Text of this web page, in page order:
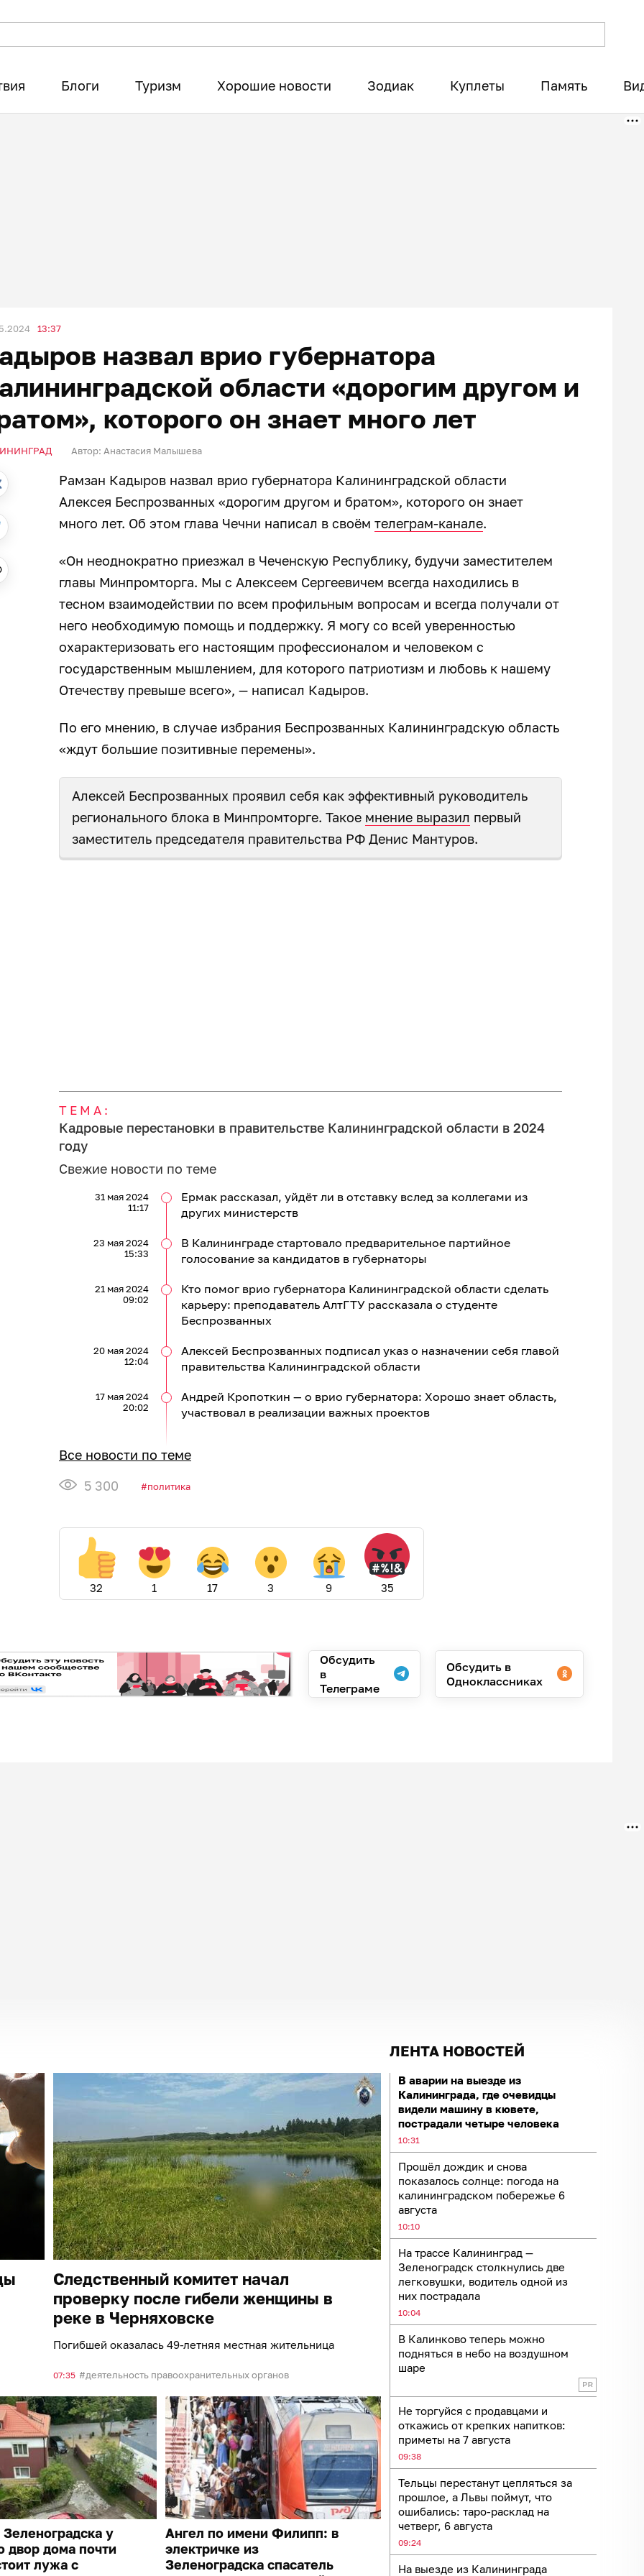
Блоги Туризм Хорошие новости Зодиак Куплеты Память
13:37
назвал врио губернатора
области «дорогим другом и
которого он знает много лет
Автор: Анастасия Малышева
Рамзан Кадыров назвал врио губернатора Калининградской области
Алексея Беспрозванных «дорогим другом и братом», которого он знает
много лет. Об этом глава Чечни написал в своём телеграм-канале.
«Он неоднократно приезжал в Чеченскую Республику, будучи заместителем
главы Минпромторга. Мы с Алексеем Сергеевичем всегда находились в
тесном взаимодействии по всем профильным вопросам и всегда получали от
него необходимую помощь и поддержку. Я могу со всей уверенностью
охарактеризовать его настоящим профессионалом и человеком с
государственным мышлением, для которого патриотизм и любовь к нашему
Отечеству превыше всего», — написал Кадыров.
По его мнению, в случае избрания Беспрозванных Калининградскую область
«ждут большие позитивные перемены».
Алексей Беспрозванных проявил себя как эффективный руководитель
регионального блока в Минпромторге. Такое мнение выразил первый
заместитель председателя правительства РФ Денис Мантуров.
ТЕМА:
Кадровые перестановки в правительстве Калининградской области в 2024
году
Свежие новости по теме
Ермак рассказал, уйдёт ли в отставку вслед за коллегами из
других министерств
31 мая 2024
11:17
В Калининграде стартовало предварительное партийное
голосование за кандидатов в губернаторы
23 мая 2024
15:33
Кто помог врио губернатора Калининградской области сделать
карьеру: преподаватель АлтГТУ рассказала о студенте
Беспрозванных
21 мая 2024
09:02
Алексей Беспрозванных подписал указ о назначении себя главой
правительства Калининградской области
20 мая 2024
12:04
Андрей Кропоткин — о врио губернатора: Хорошо знает область,
участвовал в реализации важных проектов
17 мая 2024
20:02
Все новости по теме
5 300
политика
32 1 17 3 9 35
Обсудить
в
Телеграме
Обсудить в
Одноклассниках
ЛЕНТА НОВОСТЕЙ
В аварии на выезде из
Калининграда, где очевидцы
видели машину в кювете,
пострадали четыре человека
10:31
Прошёл дождик и снова
показалось солнце: погода на
калининградском побережье 6
августа
10:10
На трассе Калининград —
Зеленоградск столкнулись две
легковушки, водитель одной из
них пострадала
10:04
В Калинково теперь можно
подняться в небо на воздушном
шаре
Не торгуйся с продавцами и
откажись от крепких напитков:
приметы на 7 августа
09:38
Тельцы перестанут цепляться за
прошлое, а Львы поймут, что
ошибались: таро-расклад на
четверг, 6 августа
09:24
На выезде из Калининграда
Следственный комитет начал
проверку после гибели женщины в
реке в Черняховске
Погибшей оказалась 49-летняя местная жительница
07:35 деятельность правоохранительных органов
у
двор дома почти
лужа с
Ангел по имени Филипп: в
электричке из
Зеленоградска спасатель